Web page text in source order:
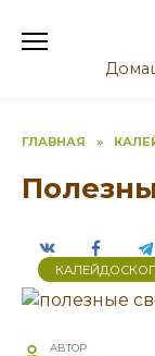
содержанию
ГЛАВНАЯ »
АВТОР